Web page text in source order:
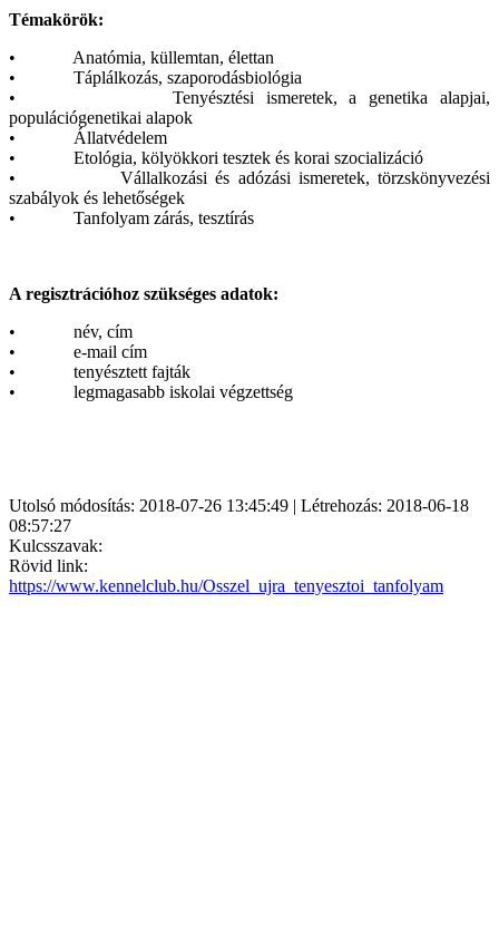
Témakörök:
• Anatómia, küllemtan, élettan
• Táplálkozás, szaporodásbiológia
• Tenyésztési ismeretek, a genetika alapjai,
populációgenetikai alapok
• Állatvédelem
• Etológia, kölyökkori tesztek és korai szocializáció
• Vállalkozási és adózási ismeretek, törzskönyvezési
szabályok és lehetőségek
• Tanfolyam zárás, tesztírás
A regisztrációhoz szükséges adatok:
• név, cím
• e-mail cím
• tenyésztett fajták
• legmagasabb iskolai végzettség
Utolsó módosítás: 2018-07-26 13:45:49 | Létrehozás: 2018-06-18
08:57:27
Kulcsszavak:
Rövid link:
https://www.kennelclub.hu/Osszel_ujra_tenyesztoi_tanfolyam